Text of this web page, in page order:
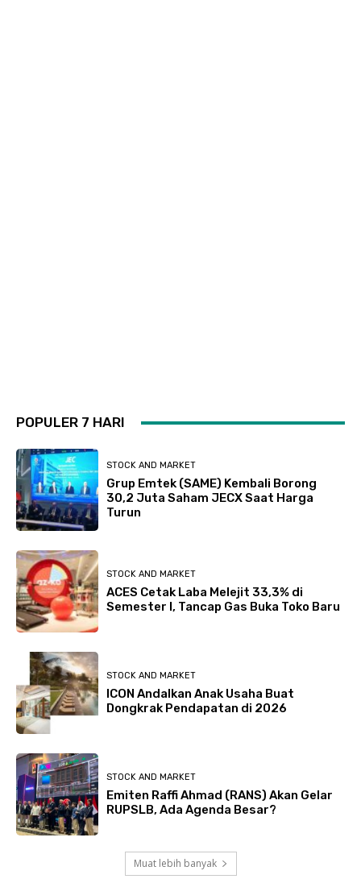
POPULER 7 HARI
STOCK AND MARKET
Grup Emtek (SAME) Kembali Borong
30,2 Juta Saham JECX Saat Harga
Turun
STOCK AND MARKET
ACES Cetak Laba Melejit 33,3% di
Semester I, Tancap Gas Buka Toko Baru
STOCK AND MARKET
ICON Andalkan Anak Usaha Buat
Dongkrak Pendapatan di 2026
STOCK AND MARKET
Emiten Raffi Ahmad (RANS) Akan Gelar
RUPSLB, Ada Agenda Besar?
Muat lebih banyak